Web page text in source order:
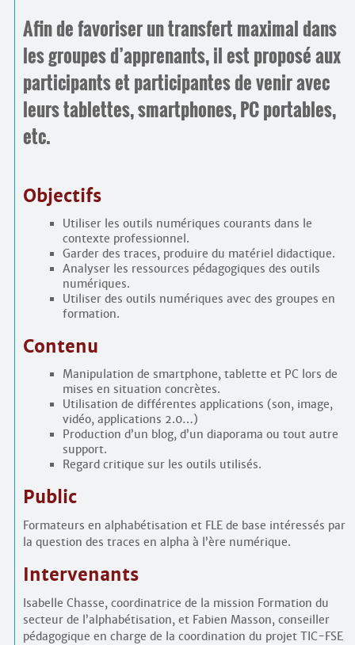
Afin de favoriser un transfert maximal dans
les groupes d’apprenants, il est proposé aux
participants et participantes de venir avec
leurs tablettes, smartphones, PC portables,
etc.
Objectifs
Utiliser les outils numériques courants dans le
contexte professionnel.
Garder des traces, produire du matériel didactique.
Analyser les ressources pédagogiques des outils
numériques.
Utiliser des outils numériques avec des groupes en
formation.
Contenu
Manipulation de smartphone, tablette et PC lors de
mises en situation concrètes.
Utilisation de différentes applications (son, image,
vidéo, applications 2.0…)
Production d’un blog, d’un diaporama ou tout autre
support.
Regard critique sur les outils utilisés.
Public
Formateurs en alphabétisation et FLE de base intéressés par
la question des traces en alpha à l’ère numérique.
Intervenants
Isabelle Chasse, coordinatrice de la mission Formation du
secteur de l’alphabétisation, et Fabien Masson, conseiller
pédagogique en charge de la coordination du projet TIC-FSE